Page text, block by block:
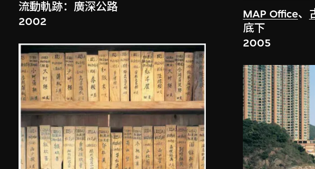
流動軌跡：廣深公路
2002
MAP Office、
底下
2005